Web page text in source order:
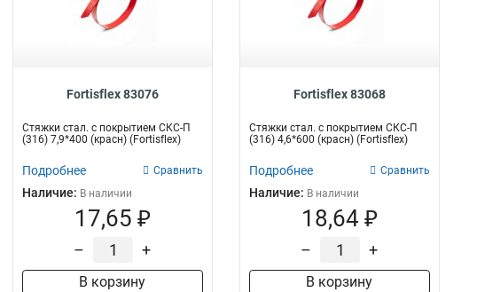
Fortisflex 83076
Стяжки стал. с покрытием СКС-П
(316) 7,9*400 (красн) (Fortisflex)
Подробнее Сравнить
Наличие: В наличии
17,65 ₽
– +
В корзину
Fortisflex 83068
Стяжки стал. с покрытием СКС-П
(316) 4,6*600 (красн) (Fortisflex)
Подробнее Сравнить
Наличие: В наличии
18,64 ₽
– +
В корзину